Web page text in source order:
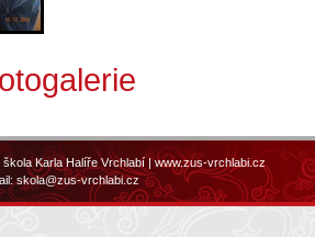
Karla Halíře Vrchlabí |www.zus-vrchlabi.cz
skola@zus-vrchlabi.cz